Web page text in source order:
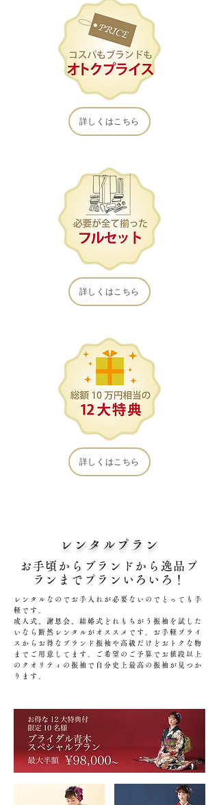
詳しくはこちら
詳しくはこちら
詳しくはこちら
レンタルプラン
お手頃からブランドから逸品プ
ランまでプランいろいろ！
レンタルなのでお手入れが必要ないのでとっても手
軽です。
成人式、謝恩会、結婚式どれもちがう振袖を試した
いなら断然レンタルがオススメです。お手軽プライ
スからお得なブランド振袖や高級だけどおトクな物
までご用意してます。ご希望のご予算でお値段以上
のクオリティの振袖で自分史上最高の振袖が見つか
ります。